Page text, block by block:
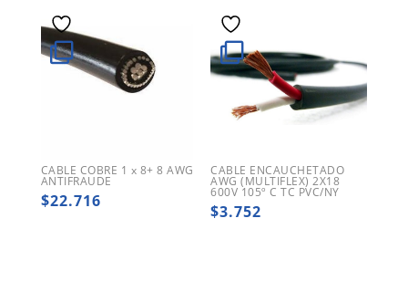
CABLE COBRE 1 x 8+ 8 AWG
ANTIFRAUDE
$22.716
CABLE ENCAUCHETADO
AWG (MULTIFLEX) 2X18
600V 105º C TC PVC/NY
$3.752